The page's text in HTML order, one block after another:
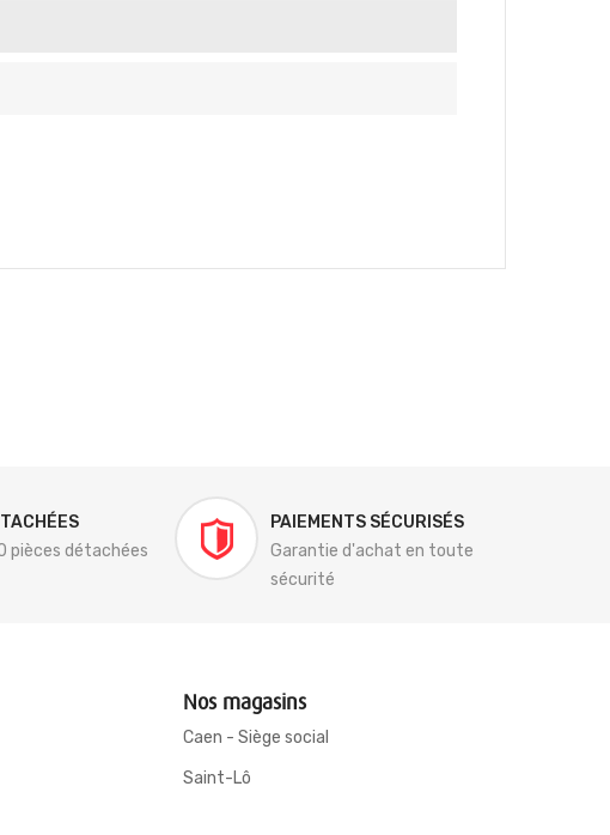
pièces détachées
PAIEMENTS SÉCURISÉS
Garantie d'achat en toute
sécurité
Nos magasins
Caen - Siège social
Saint-Lô